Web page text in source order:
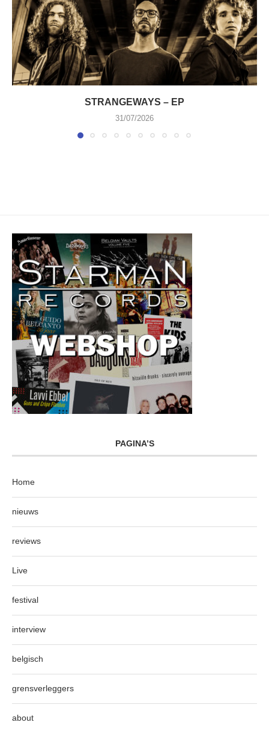
STRANGEWAYS – EP
31/07/2026
PAGINA’S
Home
nieuws
reviews
Live
festival
interview
belgisch
grensverleggers
about